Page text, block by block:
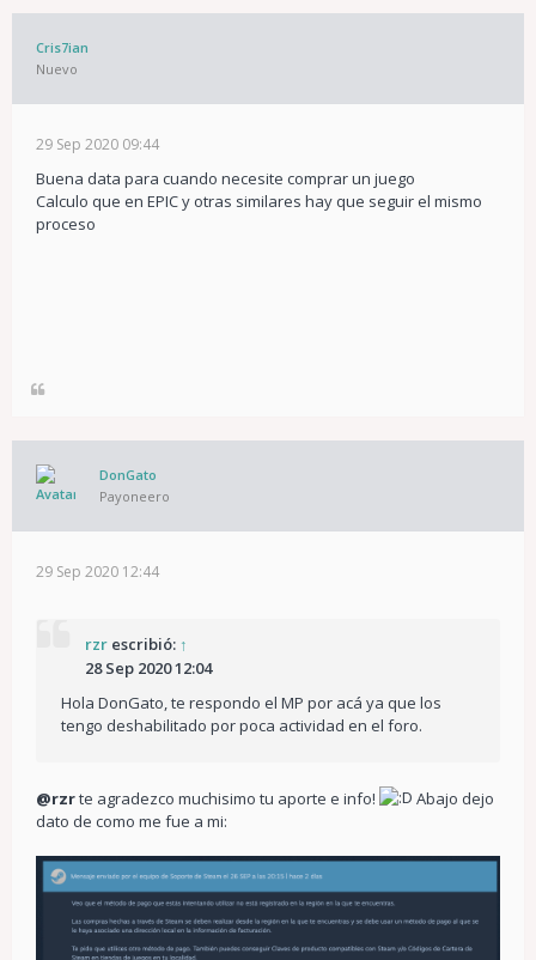
Cris7ian
Nuevo
29 Sep 2020 09:44
Buena data para cuando necesite comprar un juego
Calculo que en EPIC y otras similares hay que seguir el mismo
proceso
DonGato
Payoneero
29 Sep 2020 12:44
rzr escribió: ↑
28 Sep 2020 12:04
Hola DonGato, te respondo el MP por acá ya que los
tengo deshabilitado por poca actividad en el foro.
@rzrte agradezco muchisimo tu aporte e info!
Abajo dejo
dato de como me fue a mi: